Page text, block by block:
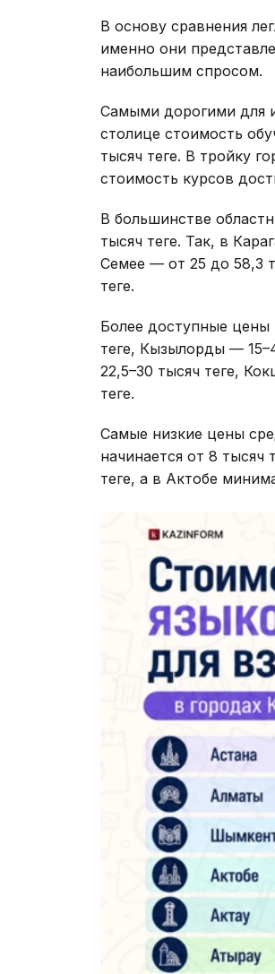
В основу сравнения
именно они
наибольшим спросом.
Самыми дорогими для
столице стоимость
тысяч теңге. В тройку
стоимость курсов
В большинстве
тысяч теңге. Так, в
Семее — от 25 до 58,3
теңге.
Более доступные цены
теңге, Кызылорды —
22,5–30 тысяч теңге,
теңге.
Самые низкие цены
начинается от 8 тысяч
теңге, а в Актобе